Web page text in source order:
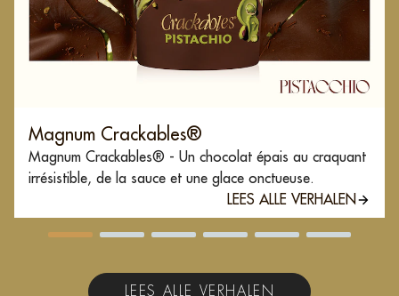
Magnum Crackables®
Magnum Crackables® - Un chocolat épais au craquant
irrésistible, de la sauce et une glace onctueuse.
LEES ALLE VERHALEN
LEES ALLE VERHALEN